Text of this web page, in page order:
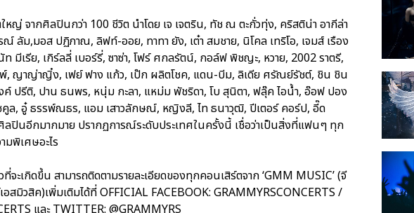
หญ่ จากศิลปินกว่า 100 ชีวิต นำโดย เจ เจตริน, ทัช ณ ตะกั่วทุ่ง, คริสติน่า อากีล่า
ลัม,มอส ปฏิภาณ, ลิฟท์-ออย, ทาทา ยัง, เต๋า สมชาย, นิโคล เทริโอ, เจมส์ เรือง
เรีย, เกิร์ลลี่ เบอร์รี่, ซาซ่า, โฟร์ ศกลรัตน์, กอล์ฟ พิชญะ, หวาย, 2002 ราตรี,
พ์, ญาญ่าญิ๋ง, เฟย์ ฟาง แก้ว, เป๊ก ผลิตโชค, แดน-บีม, ลิเดีย ศรัณย์รัชต์, ชิน ชิน
ปรีติ, ปาน ธนพร, หนุ่ม กะลา, แหม่ม พัชริดา, โบ สุนิตา, ฟลุ๊ค ไอน้ำ, อ๊อฟ ปอง
คูล, อู๋ ธรรพ์ณธร, แอม เสาวลักษณ์, หญิงลี, ไท ธนาวุฒิ, ปีเตอร์ คอร์ป, อี๊ด
ปินอีกมากมาย ปรากฏการณ์ระดับประเทศในครั้งนี้ เชื่อว่าเป็นสิ่งที่แฟนๆ ทุก
มพิเศษอะไร
จะเกิดขึ้น สามารถติดตามรายละเอียดของทุกคอนเสิร์ตจาก ‘GMM MUSIC’ (จี
อสมิวสิค)เพิ่มเติมได้ที่ OFFICIAL FACEBOOK: GRAMMYRSCONCERTS /
และ TWITTER: @GRAMMYRS